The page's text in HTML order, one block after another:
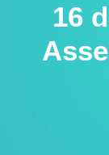
16